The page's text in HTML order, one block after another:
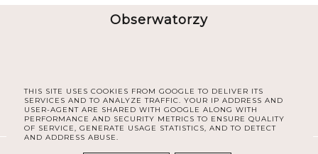
Obserwatorzy
THIS SITE USES COOKIES FROM GOOGLE TO DELIVER ITS
SERVICES AND TO ANALYZE TRAFFIC. YOUR IP ADDRESS AND
USER-AGENT ARE SHARED WITH GOOGLE ALONG WITH
PERFORMANCE AND SECURITY METRICS TO ENSURE QUALITY
OF SERVICE, GENERATE USAGE STATISTICS, AND TO DETECT
AND ADDRESS ABUSE.